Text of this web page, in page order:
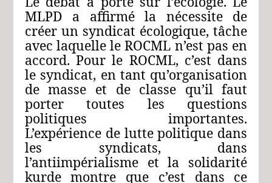
MLPD a affirmé la nécessite de
créer un syndicat écologique, tâche
avec laquelle le ROCML n’est pas en
accord. Pour le ROCML, c’est dans
le syndicat, en tant qu’organisation
de masse et de classe qu’il faut
porter toutes les questions
politiques importantes.
L’expérience de lutte politique dans
les syndicats, dans
l’antiimpérialisme et la solidarité
kurde montre que c’est dans ce